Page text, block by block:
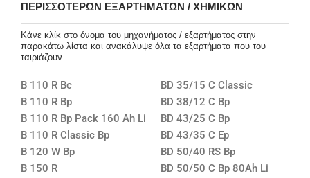
ΠΕΡΙΣΣΌΤΕΡΩΝ ΕΞΑΡΤΗΜΆΤΩΝ / ΧΗΜΙΚΏΝ
Κάνε κλίκ στο όνομα του μηχανήματος / εξαρτήματος στην
παρακάτω λίστα και ανακάλυψε όλα τα εξαρτήματα που του
ταιριάζουν
B 110 R Bc
B 110 R Bp
B 110 R Bp Pack 160 Ah Li
B 110 R Classic Bp
B 120 W Bp
B 150 R
BD 35/15 C Classic
BD 38/12 C Bp
BD 43/25 C Bp
BD 43/35 C Ep
BD 50/40 RS Bp
BD 50/50 C Bp 80Ah Li